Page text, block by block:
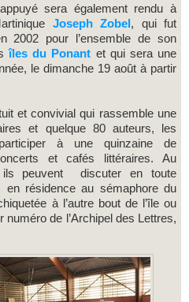
sera également rendu à
Joseph Zobel, qui fut
2002 pour l’ensemble de son
îles du Ponant et qui sera une
le dimanche 19 août à partir
et convivial qui rassemble une
et quelque 80 auteurs, les
à une quinzaine de
et cafés littéraires. Au
ils peuvent discuter en toute
résidence au sémaphore du
à l’autre bout de l’île ou
de l’Archipel des Lettres,